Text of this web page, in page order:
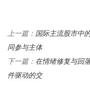
上一篇： 国际主流股市中
同参与主体
下一篇： 在情绪修复与回
件驱动的交